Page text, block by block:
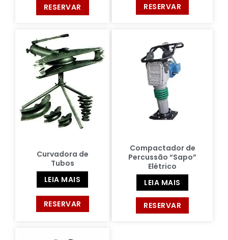
RESERVAR RESERVAR
Curvadora de
Tubos
LEIA MAIS
RESERVAR
Compactador de
Percussão “Sapo”
Elétrico
LEIA MAIS
RESERVAR